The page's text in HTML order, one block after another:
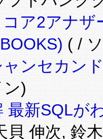
ア2アナ
( /
ンセカン
ン)
最新SQLが
貝 伸次, 鈴